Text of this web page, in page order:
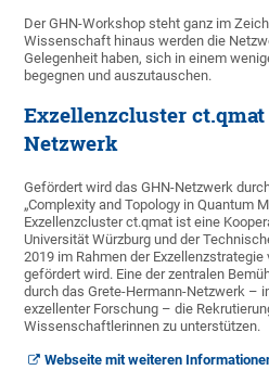
Der GHN-Workshop steht ganz im
Wissenschaft hinaus werden die
Gelegenheit haben, sich in einem
begegnen und auszutauschen.
Exzellenzcluster
Netzwerk
Gefördert wird das GHN-Netzwerk
„Complexity and Topology in Quantum
Exzellenzcluster ct.qmat ist eine
Universität Würzburg und der
2019 im Rahmen der Exzellenzstrategie
gefördert wird. Eine der zentralen
durch das Grete-Hermann-Netzwerk –
exzellenter Forschung – die
Wissenschaftlerinnen zu unterstützen.
Webseite mit weiteren